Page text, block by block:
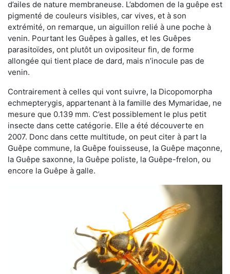
d’ailes de nature membraneuse. L’abdomen de la guêpe est
pigmenté de couleurs visibles, car vives, et à son
extrémité, on remarque, un aiguillon relié à une poche à
venin. Pourtant les Guêpes à galles, et les Guêpes
parasitoïdes, ont plutôt un ovipositeur fin, de forme
allongée qui tient place de dard, mais n’inocule pas de
venin.
Contrairement à celles qui vont suivre, la Dicopomorpha
echmepterygis, appartenant à la famille des Mymaridae, ne
mesure que 0.139 mm. C’est possiblement le plus petit
insecte dans cette catégorie. Elle a été découverte en
2007. Donc dans cette multitude, on peut citer à part la
Guêpe commune, la Guêpe fouisseuse, la Guêpe maçonne,
la Guêpe saxonne, la Guêpe poliste, la Guêpe-frelon, ou
encore la Guêpe à galle.